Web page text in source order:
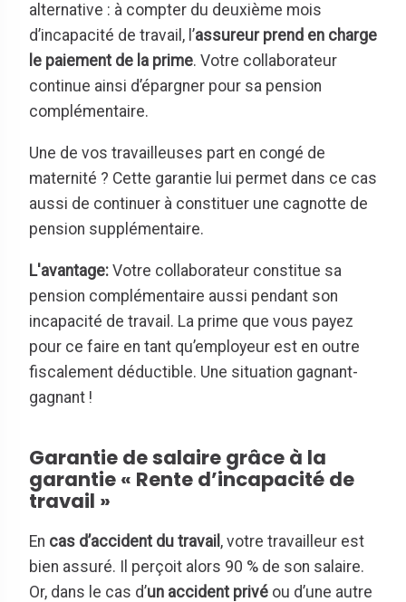
alternative : à compter du deuxième mois
d’incapacité de travail, l’assureur prend en charge
le paiement de la prime. Votre collaborateur
continue ainsi d’épargner pour sa pension
complémentaire.
Une de vos travailleuses part en congé de
maternité ? Cette garantie lui permet dans ce cas
aussi de continuer à constituer une cagnotte de
pension supplémentaire.
L'avantage: Votre collaborateur constitue sa
pension complémentaire aussi pendant son
incapacité de travail. La prime que vous payez
pour ce faire en tant qu’employeur est en outre
fiscalement déductible. Une situation gagnant-
gagnant !
Garantie de salaire grâce à la
garantie « Rente d’incapacité de
travail »
En cas d’accident du travail , votre travailleur est
bien assuré. Il perçoit alors 90 % de son salaire.
Or, dans le cas d’un accident privé ou d’une autre